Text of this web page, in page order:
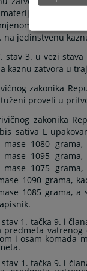
iz člana
odredbi
na jedinstvenu
3. u vezi stava
kaznu zatvora u
zakonika
proveli u
zakonika
sativa L
1080 grama,
1095 grama,
1075 grama,
1090 grama,
1085 grama, a
1. tačka 9. i
predmetavatrenog
i osam komada
1. tačka 9. i